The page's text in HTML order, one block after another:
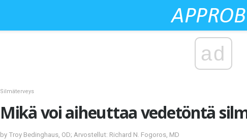
ad
Silmäterveys
Mikä voi aiheuttaa vedetöntä
by Troy Bedinghaus, OD; Arvostellut: Richard N. Fogoros, MD